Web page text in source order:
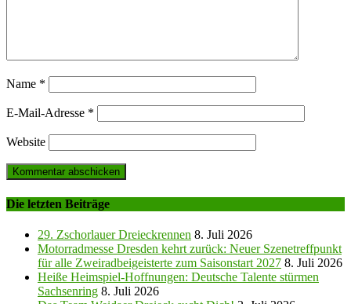
Name *
E-Mail-Adresse *
Website
Die letzten Beiträge
29. Zschorlauer Dreieckrennen 8. Juli 2026
Motorradmesse Dresden kehrt zurück: Neuer Szenetreffpunkt
für alle Zweiradbeigeisterte zum Saisonstart 2027 8. Juli 2026
Heiße Heimspiel-Hoffnungen: Deutsche Talente stürmen
Sachsenring 8. Juli 2026